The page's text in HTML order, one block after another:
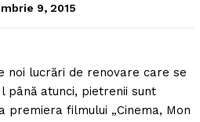
9, 2015
noi lucrări de renovare care se
până atunci, pietrenii sunt
premiera filmului „Cinema, Mon